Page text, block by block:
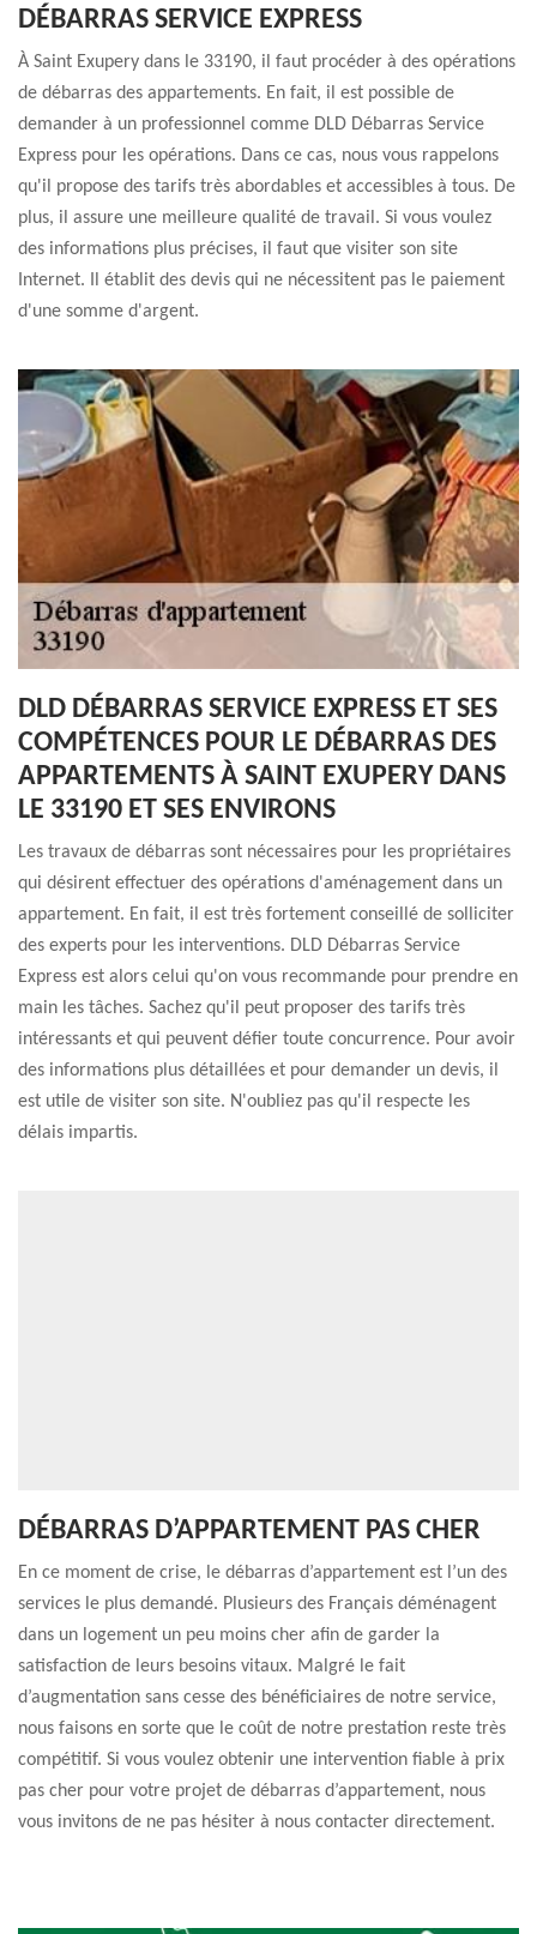
DÉBARRAS SERVICE EXPRESS
À Saint Exupery dans le 33190, il faut procéder à des opérations
de débarras des appartements. En fait, il est possible de
demander à un professionnel comme DLD Débarras Service
Express pour les opérations. Dans ce cas, nous vous rappelons
qu'il propose des tarifs très abordables et accessibles à tous. De
plus, il assure une meilleure qualité de travail. Si vous voulez
des informations plus précises, il faut que visiter son site
Internet. Il établit des devis qui ne nécessitent pas le paiement
d'une somme d'argent.
DLD DÉBARRAS SERVICE EXPRESS ET SES
COMPÉTENCES POUR LE DÉBARRAS DES
APPARTEMENTS À SAINT EXUPERY DANS
LE 33190 ET SES ENVIRONS
Les travaux de débarras sont nécessaires pour les propriétaires
qui désirent effectuer des opérations d'aménagement dans un
appartement. En fait, il est très fortement conseillé de solliciter
des experts pour les interventions. DLD Débarras Service
Express est alors celui qu'on vous recommande pour prendre en
main les tâches. Sachez qu'il peut proposer des tarifs très
intéressants et qui peuvent défier toute concurrence. Pour avoir
des informations plus détaillées et pour demander un devis, il
est utile de visiter son site. N'oubliez pas qu'il respecte les
délais impartis.
DÉBARRAS D’APPARTEMENT PAS CHER
En ce moment de crise, le débarras d’appartement est l’un des
services le plus demandé. Plusieurs des Français déménagent
dans un logement un peu moins cher afin de garder la
satisfaction de leurs besoins vitaux. Malgré le fait
d’augmentation sans cesse des bénéficiaires de notre service,
nous faisons en sorte que le coût de notre prestation reste très
compétitif. Si vous voulez obtenir une intervention fiable à prix
pas cher pour votre projet de débarras d’appartement, nous
vous invitons de ne pas hésiter à nous contacter directement.